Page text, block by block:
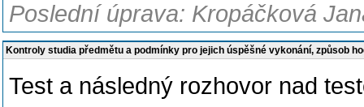
Poslední úprava: Kropáčková
Kontroly studia předmětu a podmínky pro jejich úspěšné vykonání, způsob
Test a následný rozhovor nad